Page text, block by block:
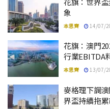
象
本思齊 14/07/
花旗：澳門
行業EBITDA
本思齊 13/07/
麥格理下調
界盃持續拖